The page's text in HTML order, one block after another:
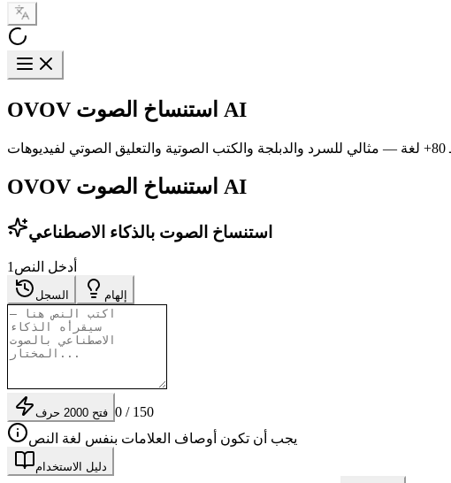
OVOV استنساخ الصوت AI
OVOV استنساخ الصوت AI
استنساخ الصوت بالذكاء الاصطناعي
1 أدخل النص
السجل إلهام
فتح 2000 حرف 0 / 150
يجب أن تكون أوصاف العلامات بنفس لغة النص
دليل الاستخدام